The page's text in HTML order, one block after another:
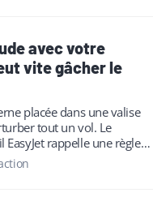
avec votre
vite gâcher le
placée dans une valise
tout un vol. Le
rappelle une règle